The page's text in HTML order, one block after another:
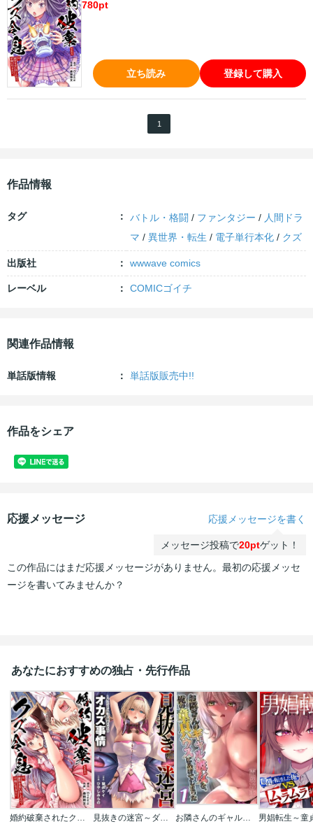
眠っていた。これまでの愚行を深く反省し、これからは静かで穏や
かな余生を過ごそうと決意する俺。だが、隠しきれない規格外のス
ペックが、平穏な日常をことごとく破壊していく――。最強の力を
手に入れてしまった元クズ令息による、図らずも無双してしまうや
り直しファンタジー第1巻！ ※この作品は過去、電子書籍「婚約破
棄されたクズ令息は、前世を思い出したので平和に生きたい。１～
６巻」に掲載されました。重複購入にご注意下さい。※本商品は電
子版のみの販売となり、紙書籍での販売はありません。ご注意くだ
780pt
立ち読み 登録して購入
1
作品情報
タグ バトル・格闘 / ファンタジー / 人間ドラ
マ /異世界・転生 / 電子単行本化 / クズ
出版社 wwwave comics
レーベル COMICゴイチ
関連作品情報
単話版情報 単話版販売中!!
作品をシェア
応援メッセージ 応援メッセージを書く
メッセージ投稿で20ptゲット！
この作品にはまだ応援メッセージがありません。最初の応援メッセ
ージを書いてみませんか？
あなたにおすすめの独占・先行作品
婚約破棄されたクズ令息は、前世を思い出したので平和に生きたい。 見抜きの迷宮～ダンジョン内、冒険者たちのオカズ事情～ お隣さんのギャル彼女を､俺の童貞ハウスにあげてしまった